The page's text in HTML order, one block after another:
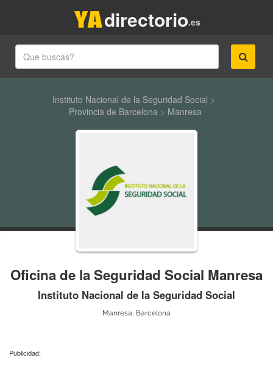
.es
directorio
Instituto Nacional de la Seguridad Social >
Provincia de Barcelona> Manresa
Oficina de la Seguridad Social Manresa
Instituto Nacional de la Seguridad Social
Manresa, Barcelona
Publicidad: